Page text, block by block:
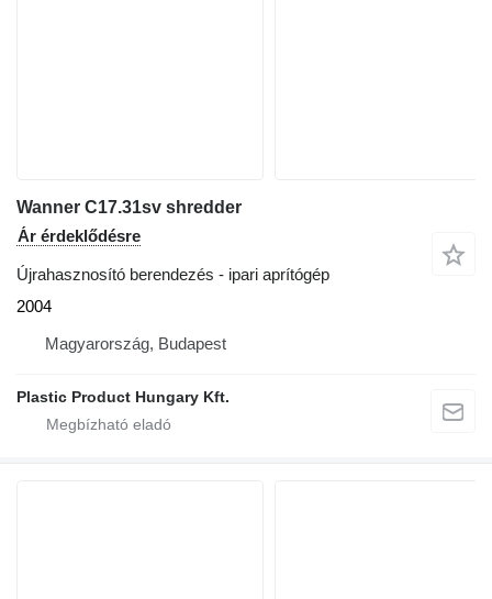
Wanner C17.31sv shredder
Ár érdeklődésre
Újrahasznosító berendezés - ipari aprítógép
2004
Magyarország, Budapest
Plastic Product Hungary Kft.